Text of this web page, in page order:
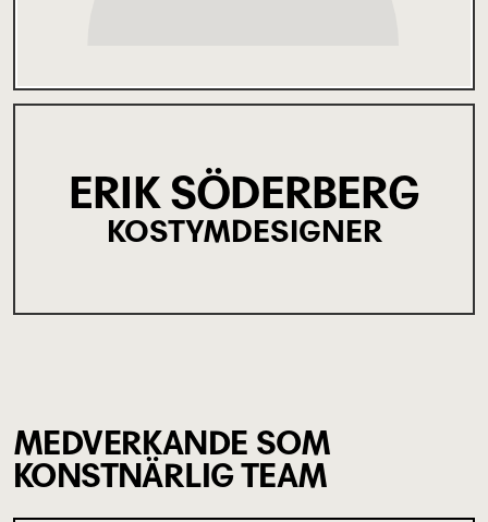
ERIK SÖDERBERG
KOSTYMDESIGNER
MEDVERKANDE SOM
KONSTNÄRLIG TEAM